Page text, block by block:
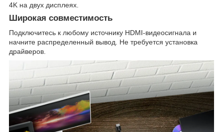
4K на двух дисплеях.
Широкая совместимость
Подключитесь к любому источнику HDMI-видеосигнала и
начните распределенный вывод. Не требуется установка
драйверов.